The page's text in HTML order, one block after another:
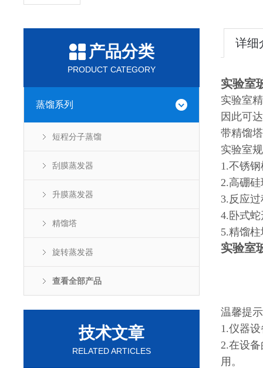
产品分类
PRODUCT CATEGORY
蒸馏系列
短程分子蒸馏
刮膜蒸发器
升膜蒸发器
精馏塔
旋转蒸发器
查看全部产品
技术文章
RELATED ARTICLES
详细
实验室
实验室
因此可
带精馏
实验室
1.不锈
2.高硼
3.反应
4.卧式
5.精馏
实验室
温馨提
1.仪器
2.在设
用。